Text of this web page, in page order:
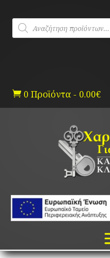
content
Products
search
 0 Προϊόντα - 0.00€